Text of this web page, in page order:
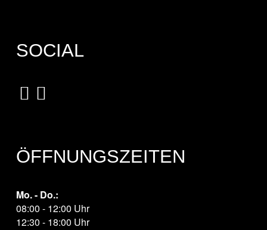
SOCIAL
ÖFFNUNGSZEITEN
Mo. - Do.:
08:00 - 12:00 Uhr
12:30 - 18:00 Uhr